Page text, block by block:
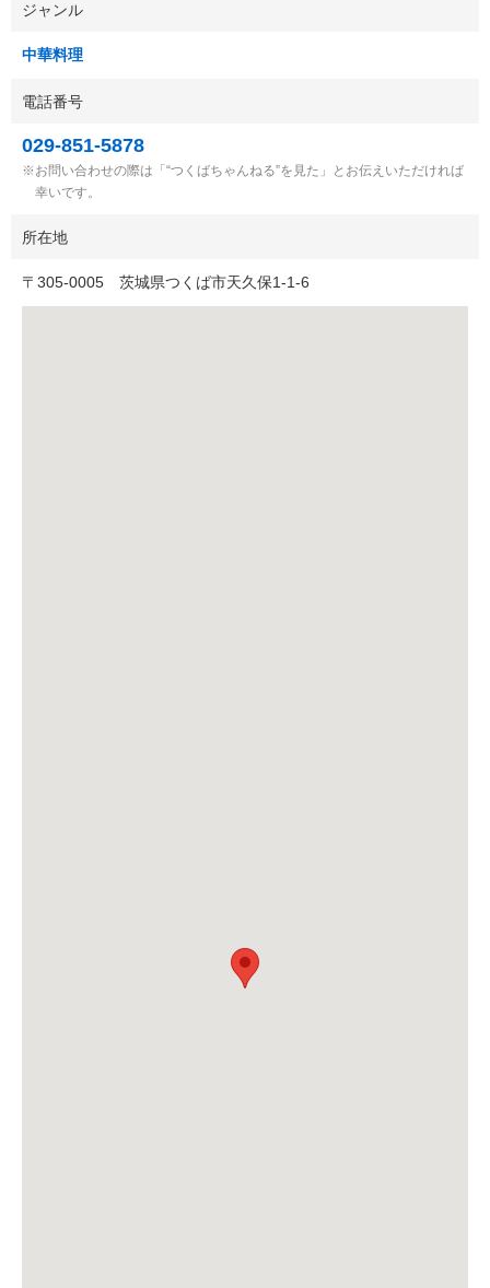
ジャンル
中華料理
電話番号
029-851-5878
お問い合わせの際は「“つくばちゃんねる”を見た」とお伝えいただければ
幸いです。
所在地
〒 305-0005 茨城県つくば市天久保1-1-6